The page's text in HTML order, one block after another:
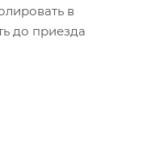
в
до приезда